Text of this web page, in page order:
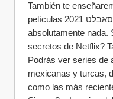
También te
películas סאבלט 2021, series y documentales sin pagar
absolutamente nada.
secretos de Netflix?
Podrás ver series de
mexicanas y turcas,
como las más